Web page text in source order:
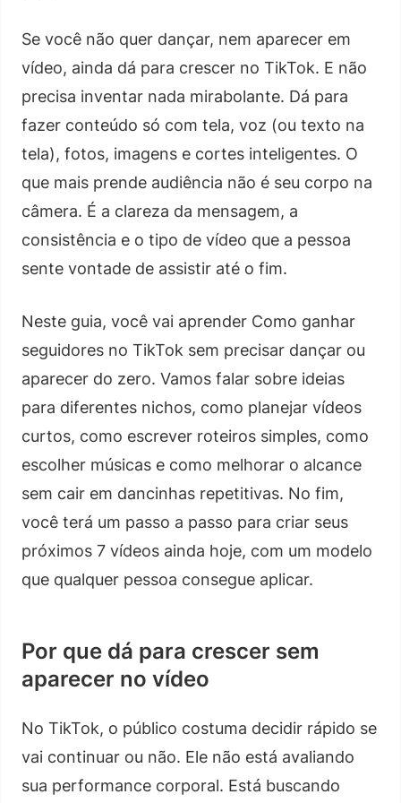
Se você não quer dançar, nem aparecer em
vídeo, ainda dá para crescer no TikTok. E não
precisa inventar nada mirabolante. Dá para
fazer conteúdo só com tela, voz (ou texto na
tela), fotos, imagens e cortes inteligentes. O
que mais prende audiência não é seu corpo na
câmera. É a clareza da mensagem, a
consistência e o tipo de vídeo que a pessoa
sente vontade de assistir até o fim.
Neste guia, você vai aprender Como ganhar
seguidores no TikTok sem precisar dançar ou
aparecer do zero. Vamos falar sobre ideias
para diferentes nichos, como planejar vídeos
curtos, como escrever roteiros simples, como
escolher músicas e como melhorar o alcance
sem cair em dancinhas repetitivas. No fim,
você terá um passo a passo para criar seus
próximos 7 vídeos ainda hoje, com um modelo
que qualquer pessoa consegue aplicar.
Por que dá para crescer sem
aparecer no vídeo
No TikTok, o público costuma decidir rápido se
vai continuar ou não. Ele não está avaliando
sua performance corporal. Está buscando